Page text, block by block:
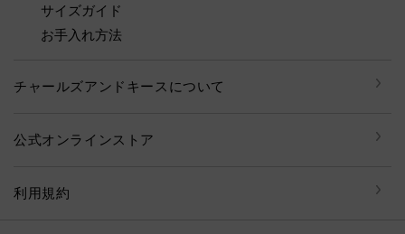
サイズガイド
お手入れ方法
チャールズアンドキースについて
公式オンラインストア
利用規約